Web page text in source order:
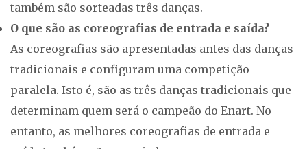
também são sorteadas três danças.
O que são as coreografias de entrada e saída?
As coreografias são apresentadas antes das danças
tradicionais e configuram uma competição
paralela. Isto é, são as três danças tradicionais que
determinam quem será o campeão do Enart. No
entanto, as melhores coreografias de entrada e